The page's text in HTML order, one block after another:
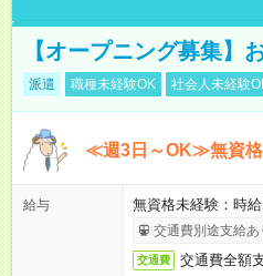
【オープニング募集】
派遣 職種未経験OK 社会人未経験
≪週3日～OK≫無資格
給与 無資格未経験：時
交通費別途支給あ
交通費 交通費全額